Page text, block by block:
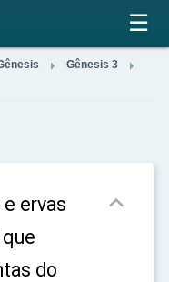
×
☰
 Gênesis 3 
ervas
do
